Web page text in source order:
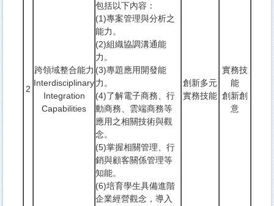
2
跨領域整合能力
Interdisciplinary
Integration
Capabilities
包括以下內容：
(1)專案管理與分析之
能力。
(2)組織協調溝通能
力。
(3)專題應用開發能
力。
(4)了解電子商務、行
動商務、雲端商務等
應用之相關技術與觀
念。
(5)掌握相關管理、行
銷與顧客關係管理等
知能。
(6)培育學生具備進階
企業經營觀念，導入
創新多元
實務技能
實務技
能
創新創
意